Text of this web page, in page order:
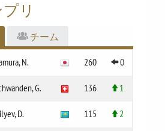
リ
チーム
N. 260 0
G. 136 1
D. 115 2